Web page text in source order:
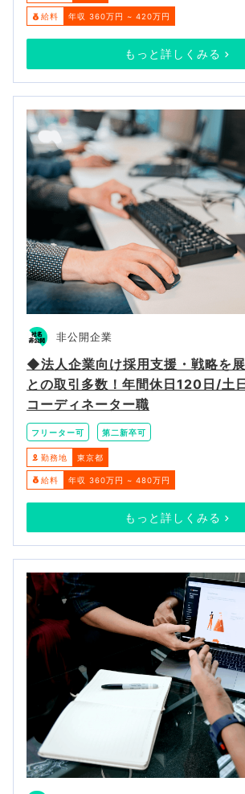
給料 年収 360万円 ~ 420万円
もっと詳しくみる
非公開企業
◆法人企業向け採用支援・戦略を
との取引多数！年間休日120日/土
コーディネーター職
フリーター可 第二新卒可
勤務地 東京都
給料 年収 360万円 ~ 480万円
もっと詳しくみる